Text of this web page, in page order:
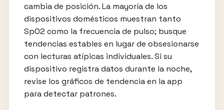
cambia de posición. La mayoría de los
dispositivos domésticos muestran tanto
SpO2 como la frecuencia de pulso; busque
tendencias estables en lugar de obsesionarse
con lecturas atípicas individuales. Si su
dispositivo registra datos durante la noche,
revise los gráficos de tendencia en la app
para detectar patrones.